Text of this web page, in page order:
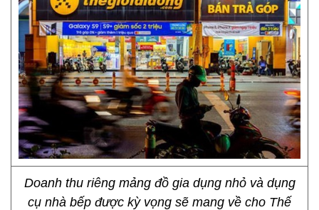
Doanh thu riêng mảng đồ gia dụng nhỏ và dụng
cụ nhà bếp được kỳ vọng sẽ mang về cho Thế